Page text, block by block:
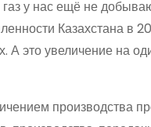
у нас ещё не
Казахстана в
А это увеличение на